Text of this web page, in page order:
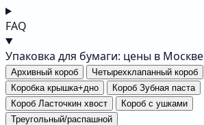
FAQ
Упаковка для бумаги: цены в Москве
Архивный короб
Четырехклапанный короб
Коробка крышка+дно
Короб Зубная паста
Короб Ласточкин хвост
Короб с ушками
Треугольный/распашной